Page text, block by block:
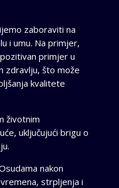
zaboraviti na
i umu. Na primjer,
primjer u
zdravlju, što može
kvalitete
životnim
uključujući brigu o
nakon
strpljenja i